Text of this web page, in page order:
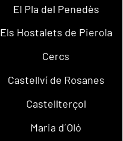
El Pla del Penedès
Els Hostalets de Pierola
Cercs
Castellví de Rosanes
Castellterçol
Maria d´Oló